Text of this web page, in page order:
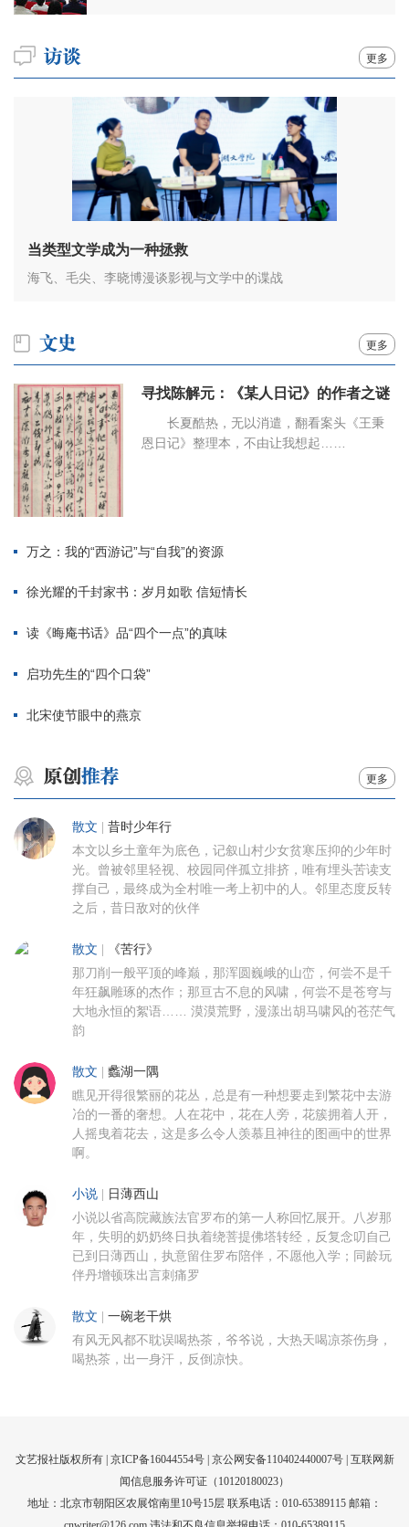
更多
当类型文学成为一种拯救
海飞、毛尖、李晓博漫谈影视与文学中的谍战
更多
寻找陈解元：《某人日记》的作者之谜
长夏酷热，无以消遣，翻看案头《王秉
恩日记》整理本，不由让我想起……
万之：我的“西游记”与“自我”的资源
徐光耀的千封家书：岁月如歌 信短情长
读《晦庵书话》品“四个一点”的真味
启功先生的“四个口袋”
北宋使节眼中的燕京
更多
散文 昔时少年行
本文以乡土童年为底色，记叙山村少女贫寒压抑的少年时
光。曾被邻里轻视、校园同伴孤立排挤，唯有埋头苦读支
撑自己，最终成为全村唯一考上初中的人。邻里态度反转
之后，昔日敌对的伙伴
散文 《苦行》
那刀削一般平顶的峰巅，那浑圆巍峨的山峦，何尝不是千
年狂飙雕琢的杰作；那亘古不息的风啸，何尝不是苍穹与
大地永恒的絮语…… 漠漠荒野，漫漾出胡马啸风的苍茫气
韵
散文 蠡湖一隅
瞧见开得很繁丽的花丛，总是有一种想要走到繁花中去游
冶的一番的奢想。人在花中，花在人旁，花簇拥着人开，
人摇曳着花去，这是多么令人羡慕且神往的图画中的世界
啊。
小说 日薄西山
小说以省高院藏族法官罗布的第一人称回忆展开。八岁那
年，失明的奶奶终日执着绕菩提佛塔转经，反复念叨自己
已到日薄西山，执意留住罗布陪伴，不愿他入学；同龄玩
伴丹增顿珠出言刺痛罗
散文 一碗老干烘
有风无风都不耽误喝热茶，爷爷说，大热天喝凉茶伤身，
喝热茶，出一身汗，反倒凉快。
文艺报社版权所有 | 京ICP备16044554号| 京公网安备110402440007号 | 互联网新
闻信息服务许可证（10120180023）
地址：北京市朝阳区农展馆南里10号15层 联系电话：010-65389115 邮箱：